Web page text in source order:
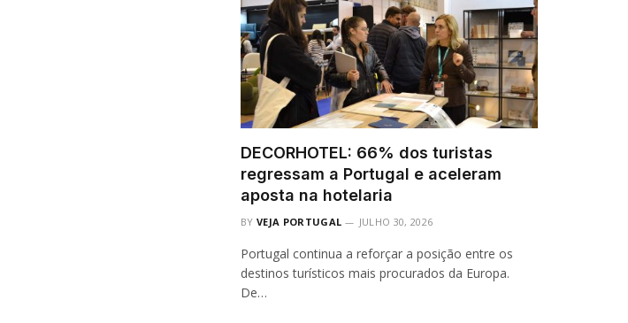
DECORHOTEL: 66% dos turistas
regressam a Portugal e aceleram
aposta na hotelaria
BY VEJA PORTUGAL JULHO 30, 2026
Portugal continua a reforçar a posição entre os
destinos turísticos mais procurados da Europa.
De…